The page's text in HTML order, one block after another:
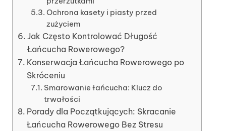
Ochrona kasety i piasty przed
zużyciem
Jak Często Kontrolować Długość
Łańcucha Rowerowego?
Konserwacja Łańcucha Rowerowego po
Skróceniu
Smarowanie łańcucha: Klucz do
trwałości
Porady dla Początkujących: Skracanie
Łańcucha Rowerowego Bez Stresu